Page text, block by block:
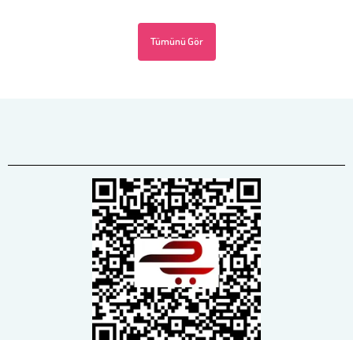
Tümünü Gör